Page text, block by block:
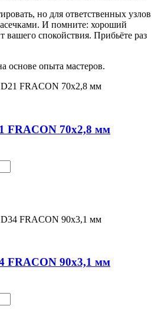
но для ответственных узлов
И помните: хороший
спокойствия. Прибьёте раз
основе опыта мастеров.
FRACON 70x2,8 мм
FRACON 90x3,1 мм